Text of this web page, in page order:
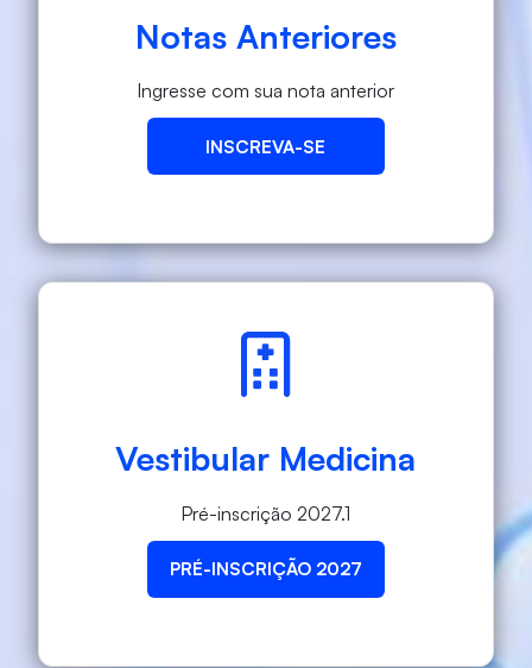
Notas Anteriores
Ingresse com sua nota anterior
INSCREVA-SE
Vestibular Medicina
Pré-inscrição 2027.1
PRÉ-INSCRIÇÃO 2027